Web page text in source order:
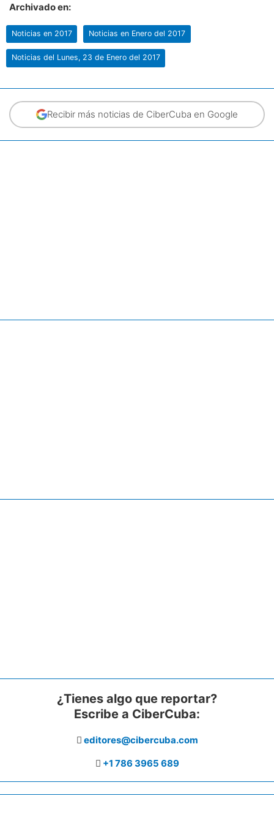
Archivado en:
Noticias en 2017 Noticias en Enero del 2017
Noticias del Lunes, 23 de Enero del 2017
Recibir más noticias de CiberCuba en Google
¿Tienes algo que reportar?
Escribe a CiberCuba:
editores@cibercuba.com
+1 786 3965 689